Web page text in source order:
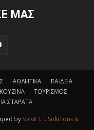
ΜΑΣ
ΑΘΛΗΤΙΚΑ
ΠΑΙΔΕΙΑ
ΚΟΥΖΙΝΑ
ΤΟΥΡΙΣΜΟΣ
ΣΤΑΡΑΤΑ
by Solvit I.T. Solutions &